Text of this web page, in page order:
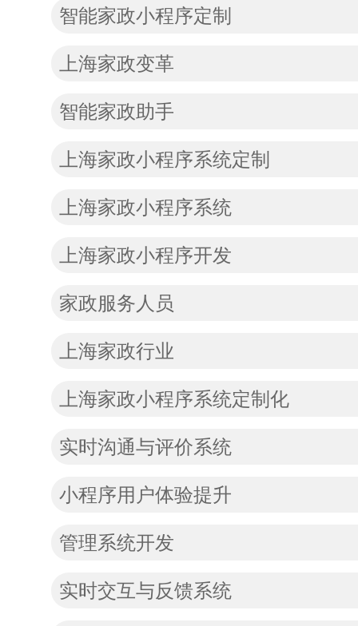
智能家政小程序定制
上海家政变革
智能家政助手
上海家政小程序系统定制
上海家政小程序系统
上海家政小程序开发
家政服务人员
上海家政行业
上海家政小程序系统定制化
实时沟通与评价系统
小程序用户体验提升
管理系统开发
实时交互与反馈系统